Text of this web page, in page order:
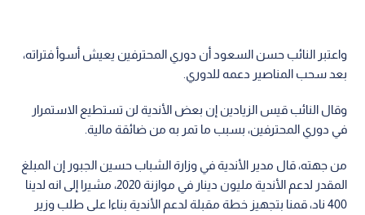
واعتبر النائب حسن السعود أن دوري المحترفين يعيش أسوأ فتراته،
بعد سحب المناصير دعمه للدوري.
وقال النائب قيس الزيادين إن بعض الأندية لن تستطيع الاستمرار
في دوري المحترفين، بسبب ما تمر به من ضائقة مالية.
من جهته، قال مدير الأندية في وزارة الشباب حسين الجبور إن المبلغ
المقدر لدعم الأندية مليون دينار في موازنة 2020، مشيرا إلى انه لدينا
400 ناد، قمنا بتجهيز خطة مقبلة لدعم الأندية بناءا على طلب وزير